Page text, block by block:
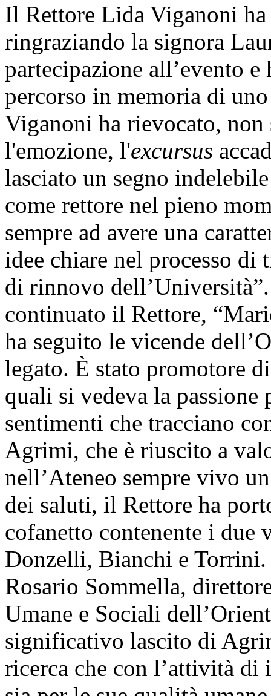
Il Rettore Lida Viganoni
ringraziando la signora
partecipazione all’evento
percorso in memoria di
Viganoni ha rievocato, non
l'emozione, l'excursus
lasciato un segno
come rettore nel pieno
sempre ad avere una
idee chiare nel processo di
di rinnovo
continuato il Rettore,
ha seguito le vicende
legato. È stato promotore
quali si vedeva la passione
sentimenti che tracciano
Agrimi, che è riuscito a
nell’Ateneo sempre vivo
dei saluti, il Rettore ha
cofanetto contenente i
Donzelli, Bianchi e Torrini.
Rosario Sommella,
Umane e Sociali
significativo lascito di
ricerca che con l’attività di